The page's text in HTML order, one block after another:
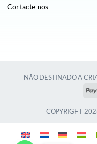
Contacte-nos
NÃO DESTINADO A
COPYRIGHT